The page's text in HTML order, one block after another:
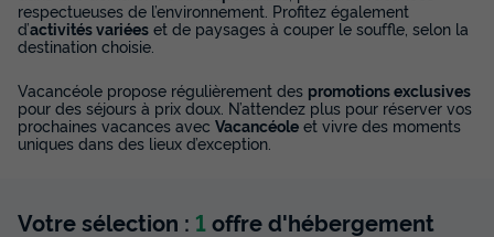
respectueuses de l’environnement. Profitez également
d’activités variées et de paysages à couper le souffle, selon la
destination choisie.
Vacancéole propose régulièrement des promotions exclusives
pour des séjours à prix doux. N’attendez plus pour réserver vos
prochaines vacances avec Vacancéole et vivre des moments
uniques dans des lieux d’exception.
Votre sélection : 1offre d'hébergement